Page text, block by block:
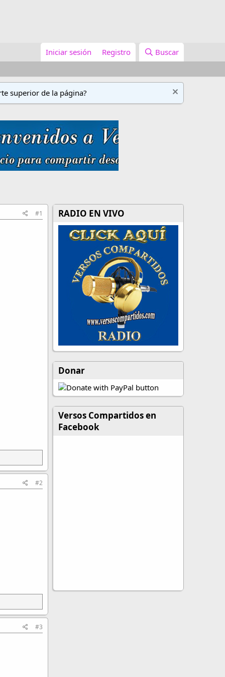
Iniciar sesión Registro Buscar
superior de la página?
#1
#2
#3
RADIO EN VIVO
Donar
Versos Compartidos en
Facebook